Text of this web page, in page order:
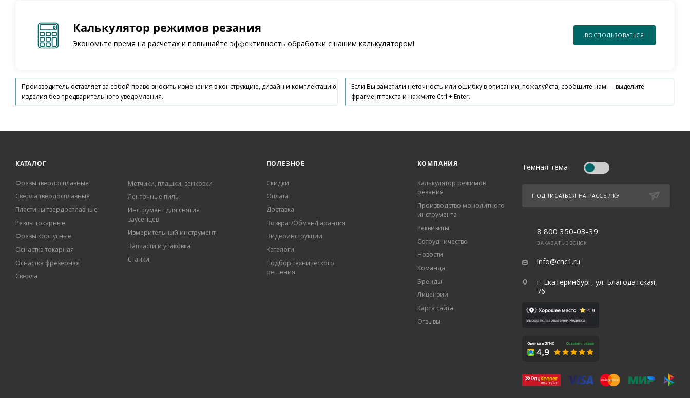
Калькулятор режимов резания
Экономьте время на расчетах и повышайте эффективность обработки с нашим калькулятором!
ВОСПОЛЬЗОВАТЬСЯ
Производитель оставляет за собой право вносить изменения в конструкцию, дизайн и комплектацию
изделия без предварительного уведомления.
Если Вы заметили неточность или ошибку в описании, пожалуйста, сообщите нам — выделите
фрагмент текста и нажмите Ctrl + Enter.
КАТАЛОГ
Фрезы твердосплавные
Сверла твердосплавные
Пластины твердосплавные
Резцы токарные
Фрезы корпусные
Оснастка токарная
Оснастка фрезерная
Сверла
Метчики, плашки, зенковки
Ленточные пилы
Инструмент для снятия
заусенцев
Измерительный инструмент
Запчасти и упаковка
Станки
ПОЛЕЗНОЕ
Скидки
Оплата
Доставка
Возврат/Обмен/Гарантия
Видеоинструкции
Каталоги
Подбор технического
решения
КОМПАНИЯ
Калькулятор режимов
резания
Производство монолитного
инструмента
Реквизиты
Сотрудничество
Новости
Команда
Бренды
Лицензии
Карта сайта
Отзывы
Темная тема
ПОДПИСАТЬСЯ НА РАССЫЛКУ
8 800 350-03-39
ЗАКАЗАТЬ ЗВОНОК
info@cnc1.ru
г. Екатеринбург, ул. Благодатская,
76